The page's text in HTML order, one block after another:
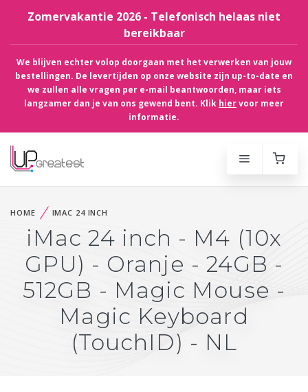
Zomervakantie 2026 - Telefonisch helaas niet
bereikbaar
We blijven echter volop doorgaan met het verwerken van jouw
bestellingen. De levertijden op onze website zijn up-to-date en
we zullen alle vragen per e-mail beantwoorden, maar iets
langzamer dan je van ons gewend bent. Klik hiervoor meer
informatie.
HOME IMAC 24 INCH
iMac 24 inch - M4 (10x
GPU) - Oranje - 24GB -
512GB - Magic Mouse -
Magic Keyboard
(TouchID) - NL